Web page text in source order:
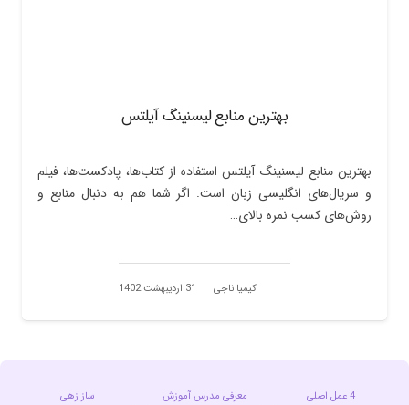
بهترین منابع لیسنینگ آیلتس
بهترین منابع لیسنینگ آیلتس استفاده از کتاب‌ها، پادکست‌ها، فیلم
و سریال‌های انگلیسی زبان است. اگر شما هم به دنبال منابع و
روش‌های کسب نمره بالای…
کیمیا ناجی 31 اردیبهشت 1402
4 عمل اصلی معرفی مدرس آموزش ساز زهی